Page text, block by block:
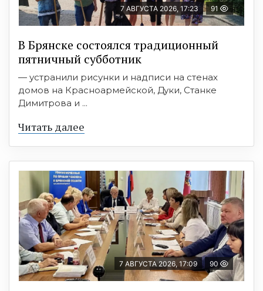
7 АВГУСТА 2026, 17:23 91
В Брянске состоялся традиционный
пятничный субботник
— устранили рисунки и надписи на стенах
домов на Красноармейской, Дуки, Станке
Димитрова и ...
Читать далее
7 АВГУСТА 2026, 17:09 90